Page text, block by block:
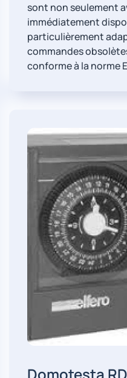
sont non seulement
immédiatement
particulièrement
commandes
conforme à la norme